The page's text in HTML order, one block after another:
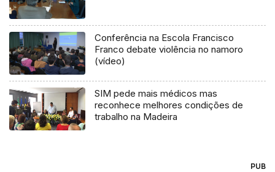
Conferência na Escola Francisco
Franco debate violência no namoro
(vídeo)
SIM pede mais médicos mas
reconhece melhores condições de
trabalho na Madeira
PUB